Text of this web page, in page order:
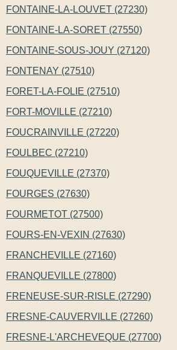
FONTAINE-LA-LOUVET (27230)
FONTAINE-LA-SORET (27550)
FONTAINE-SOUS-JOUY (27120)
FONTENAY (27510)
FORET-LA-FOLIE (27510)
FORT-MOVILLE (27210)
FOUCRAINVILLE (27220)
FOULBEC (27210)
FOUQUEVILLE (27370)
FOURGES (27630)
FOURMETOT (27500)
FOURS-EN-VEXIN (27630)
FRANCHEVILLE (27160)
FRANQUEVILLE (27800)
FRENEUSE-SUR-RISLE (27290)
FRESNE-CAUVERVILLE (27260)
FRESNE-L'ARCHEVEQUE (27700)